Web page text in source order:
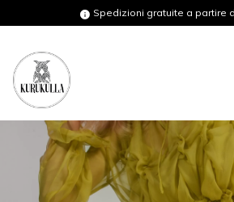
Spedizioni gratuite a partire
COLLECTIONS
SHOP